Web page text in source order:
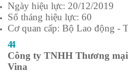
Ngày hiệu lực: 20/12/2019
Số tháng hiệu lực: 60
Cơ quan cấp: Bộ Lao động -
44
Công ty TNHH Thương
Vina